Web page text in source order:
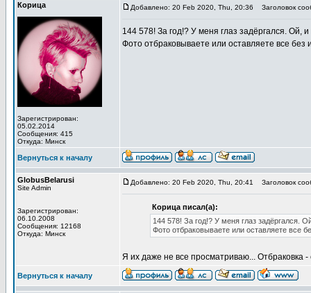
Корица
Зарегистрирован:
05.02.2014
Сообщения: 415
Откуда: Минск
Добавлено: 20 Feb 2020, Thu, 20:36 Заголовок
144 578! За год!? У меня глаз задёргался. Ой,
Фото отбраковываете или оставляете все без
Вернуться к началу
GlobusBelarusi
Site Admin
Зарегистрирован:
06.10.2008
Сообщения: 12168
Откуда: Минск
Добавлено: 20 Feb 2020, Thu, 20:41 Заголовок
Корица писал(а):
144 578! За год!? У меня глаз задёргался.
Фото отбраковываете или оставляете все
Я их даже не все просматриваю... Отбраковка
Вернуться к началу